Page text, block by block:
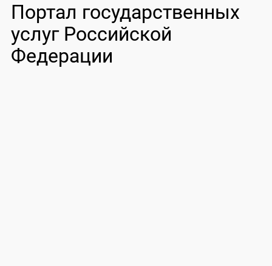
Портал государственных
услуг Российской
Федерации